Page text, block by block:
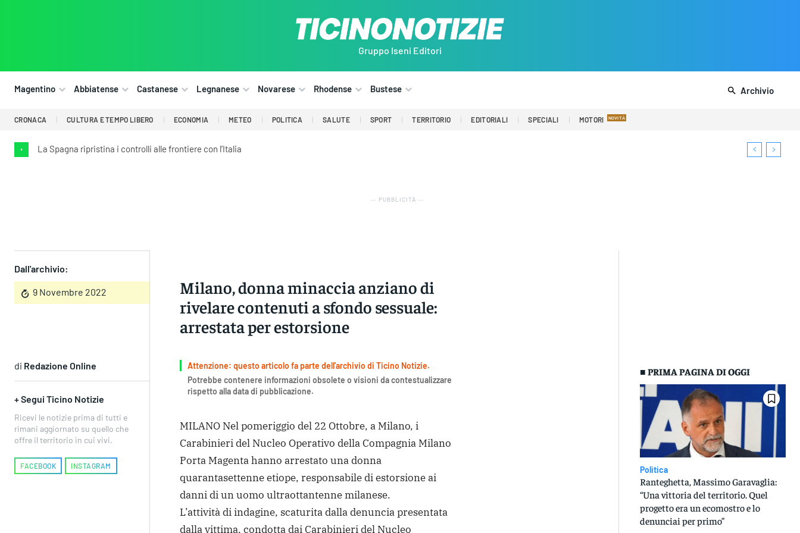
Gruppo Iseni Editori
Magentino Abbiatense Castanese Legnanese Novarese Rhodense Bustese Archivio
CRONACA CULTURA E TEMPO LIBERO ECONOMIA METEO POLITICA SALUTE SPORT TERRITORIO EDITORIALI SPECIALI MOTORI
• La Spagna ripristina i controlli alle frontiere con l’Italia
― PUBBLICITÀ ―
Dall'archivio:
9 Novembre 2022
Milano, donna minaccia anziano di
rivelare contenuti a sfondo sessuale:
arrestata per estorsione
di Redazione Online
+ Segui Ticino Notizie
Ricevi le notizie prima di tutti e
rimani aggiornato su quello che
offre il territorio in cui vivi.
FACEBOOK INSTAGRAM
Attenzione: questo articolo fa parte dell'archivio di Ticino Notizie.
Potrebbe contenere informazioni obsolete o visioni da contestualizzare
rispetto alla data di pubblicazione.
MILANO Nel pomeriggio del 22 Ottobre, a Milano, i
Carabinieri del Nucleo Operativo della Compagnia Milano
Porta Magenta hanno arrestato una donna
quarantasettenne etiope, responsabile di estorsione ai
danni di un uomo ultraottantenne milanese.
L’attività di indagine, scaturita dalla denuncia presentata
dalla vittima, condotta dai Carabinieri del Nucleo
■ PRIMA PAGINA DI OGGI
Politica
Ranteghetta, Massimo Garavaglia:
“Una vittoria del territorio. Quel
progetto era un ecomostro e lo
denunciai per primo”